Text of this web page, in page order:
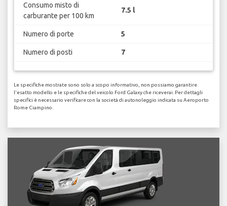
Consumo misto di
carburante per 100 km
7.5 l
Numero di porte 5
Numero di posti 7
Le specifiche mostrate sono solo a scopo informativo, non possiamo garantire
l'esatto modello e le specifiche del veicolo Ford Galaxy che riceverai. Per dettagli
specifici è necessario verificare con la società di autonoleggio indicata su Aeroporto
Rome Ciampino.